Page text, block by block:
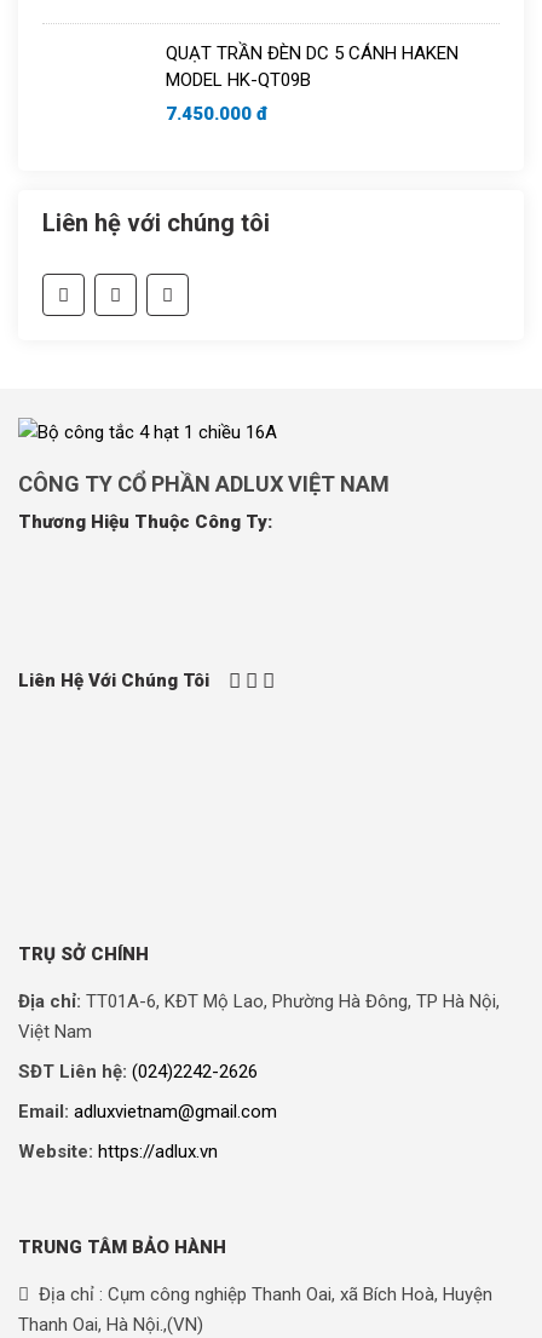
QUẠT TRẦN ĐÈN DC 5 CÁNH HAKEN
MODEL HK-QT09B
7.450.000 đ
Liên hệ với chúng tôi
CÔNG TY CỔ PHẦN ADLUX VIỆT NAM
Thương Hiệu Thuộc Công Ty:
Liên Hệ Với Chúng Tôi
TRỤ SỞ CHÍNH
Địa chỉ: TT01A-6, KĐT Mộ Lao, Phường Hà Đông, TP Hà Nội,
Việt Nam
SĐT Liên hệ: (024)2242-2626
Email: adluxvietnam@gmail.com
Website: https://adlux.vn
TRUNG TÂM BẢO HÀNH
Địa chỉ : Cụm công nghiệp Thanh Oai, xã Bích Hoà, Huyện
Thanh Oai, Hà Nội.,(VN)